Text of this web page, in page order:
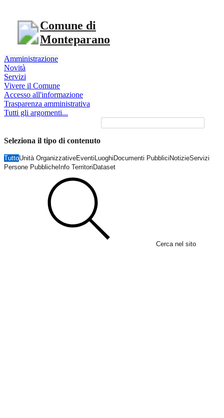
Comune di
Monteparano
Amministrazione
Novità
Servizi
Vivere il Comune
Accesso all'informazione
Trasparenza amministrativa
Tutti gli argomenti...
Seleziona il tipo di contenuto
TuttoUnità OrganizzativeEventi Luoghi Documenti Pubblici NotizieServizi
Persone Pubbliche Info Territori Dataset
Cerca nel sito